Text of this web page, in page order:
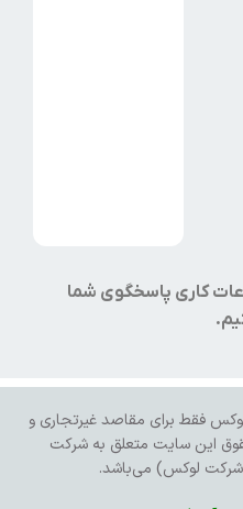
کاری پاسخگوی شما
لوکس فقط برای مقاصد غیرتجاری و
این سایت متعلق به شرکت
(شرکت لوکس) می‌باشد.